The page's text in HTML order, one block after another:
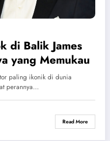
di Balik James
yang Memukau
paling ikonik di dunia
perannya…
Read More